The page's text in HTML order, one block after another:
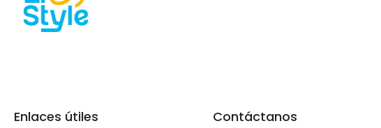
Enlaces útiles
Contáctanos